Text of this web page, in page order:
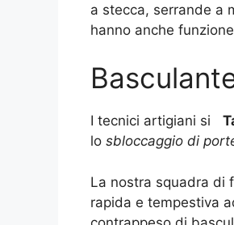
a stecca, serrande a
hanno anche
I tecnici artigiani si
lo sbloccaggio di
La nostra squadra di
rapida e tempestiva